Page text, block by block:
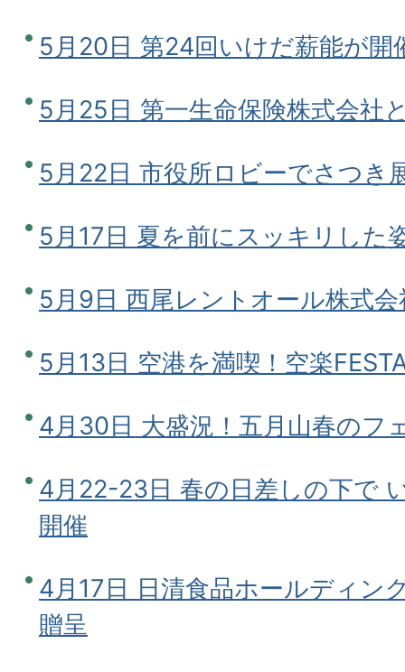
5月20日 第24回いけだ薪能が開
5月25日 第一生命保険株式会社
5月22日 市役所ロビーでさつき
5月17日 夏を前にスッキリした
5月9日 西尾レントオール株式
5月13日 空港を満喫！空楽
4月30日 大盛況！五月山春のフ
4月22-23日 春の日差しの下で
開催
4月17日 日清食品ホールディン
贈呈